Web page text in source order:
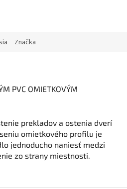
Značka
PVC OMIETKOVÝM
prekladov a ostenia dverí
omietkového profilu je
jednoducho naniesť medzi
zo strany miestnosti.